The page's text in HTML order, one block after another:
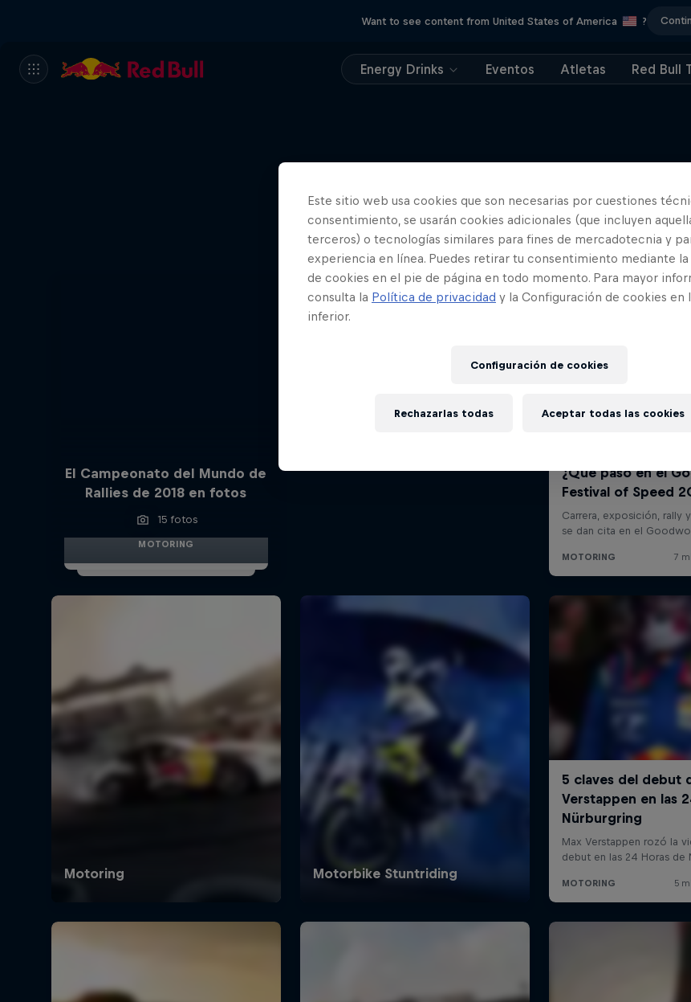
Want to see content from United States of America ?
Energy Drinks Eventos Atletas Red Bull
Más contenidos similares
El Campeonato del Mundo de
Rallies de 2018 en fotos
15 fotos
MOTORING
Queen B y su recorrido de drift
2 Temporadas · 13 episodios
MOTORING
Este sitio web usa cookies que son necesarias por cuestiones
consentimiento, se usarán cookies adicionales (que incluyen
terceros) o tecnologías similares para fines de mercadotecnia y
experiencia en línea. Puedes retirar tu consentimiento mediante
de cookies en el pie de página en todo momento. Para mayor
consulta la Política de privacidad y la Configuración de cookies en
inferior.
Configuración de cookies
Rechazarlas todas Aceptar todas las cookies